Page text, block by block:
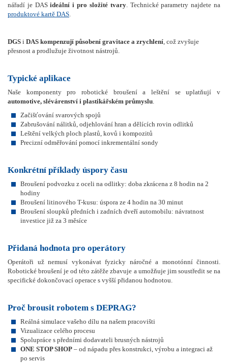
nářadí je DASideální i pro složité tvary. Technické parametry najdete na
produktové kartě DAS.
DGS i DAS kompenzují působení gravitace a zrychlení, což zvyšuje
přesnost a prodlužuje životnost nástrojů.
Typické aplikace
Naše komponenty pro robotické broušení a leštění se uplatňují v
automotive, slévárenství i plastikářském průmyslu.
Začišťování svarových spojů
Zabrušování nálitků, odjehlování hran a dělících rovin odlitků
Leštění velkých ploch plastů, kovů i kompozitů
Precizní odměřování pomocí inkrementální sondy
Konkrétní příklady úspory času
Broušení podvozku z oceli na odlitky: doba zkrácena z 8 hodin na 2
hodiny
Broušení litinového T-kusu: úspora ze 4 hodin na 30 minut
Broušení sloupků předních i zadních dveří automobilu: návratnost
investice již za 3 měsíce
Přidaná hodnota pro operátory
Operátoři už nemusí vykonávat fyzicky náročné a monotónní činnosti.
Robotické broušení je od této zátěže zbavuje a umožňuje jim soustředit se na
specifické dokončovací operace s vyšší přidanou hodnotou.
Proč brousit robotem s DEPRAG?
Reálná simulace vašeho dílu na našem pracovišti
Vizualizace celého procesu
Spolupráce s předními dodavateli brusných nástrojů
ONE STOP SHOP – od nápadu přes konstrukci, výrobu a integraci až
po servis